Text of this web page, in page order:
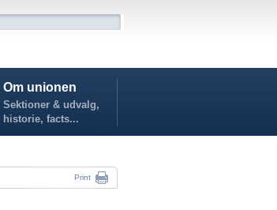
Om unionen
Sektioner & udvalg,
historie, facts...
Print